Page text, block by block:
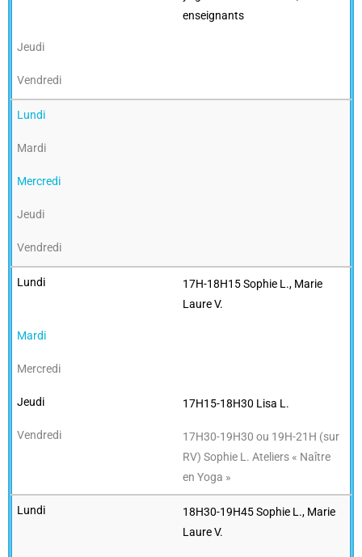
enseignants
17H-18H15 Sophie L., Marie
Laure V.
17H15-18H30 Lisa L.
17H30-19H30 ou 19H-21H (sur
RV) Sophie L. Ateliers « Naître
en Yoga »
18H30-19H45 Sophie L., Marie
Laure V.